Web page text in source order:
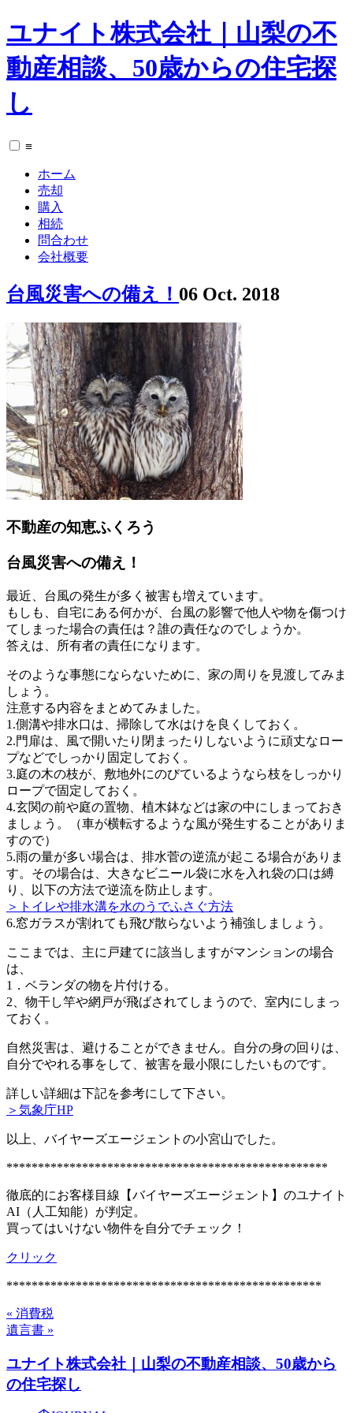
ユナイト株式会社｜山梨の不
動産相談、50歳からの住宅探
し
≡
ホーム
売却
購入
相続
問合わせ
会社概要
台風災害への備え！ 06 Oct. 2018
不動産の知恵ふくろう
台風災害への備え！
最近、台風の発生が多く被害も増えています。
もしも、自宅にある何かが、台風の影響で他人や物を傷つけ
てしまった場合の責任は？誰の責任なのでしょうか。
答えは、所有者の責任になります。
そのような事態にならないために、家の周りを見渡してみま
しょう。
注意する内容をまとめてみました。
1.側溝や排水口は、掃除して水はけを良くしておく。
2.門扉は、風で開いたり閉まったりしないように頑丈なロー
プなどでしっかり固定しておく。
3.庭の木の枝が、敷地外にのびているようなら枝をしっかり
ロープで固定しておく。
4.玄関の前や庭の置物、植木鉢などは家の中にしまっておき
ましょう。（車が横転するような風が発生することがありま
すので）
5.雨の量が多い場合は、排水菅の逆流が起こる場合がありま
す。その場合は、大きなビニール袋に水を入れ袋の口は縛
り、以下の方法で逆流を防止します。
＞トイレや排水溝を水のうでふさぐ方法
6.窓ガラスが割れても飛び散らないよう補強しましょう。
ここまでは、主に戸建てに該当しますがマンションの場合
は、
1．ベランダの物を片付ける。
2、物干し竿や網戸が飛ばされてしまうので、室内にしまっ
ておく。
自然災害は、避けることができません。自分の身の回りは、
自分でやれる事をして、被害を最小限にしたいものです。
詳しい詳細は下記を参考にして下さい。
＞気象庁HP
以上、バイヤーズエージェントの小宮山でした。
***************************************************
徹底的にお客様目線【バイヤーズエージェント】のユナイト
AI（人工知能）が判定。
買ってはいけない物件を自分でチェック！
クリック
**************************************************
« 消費税
遺言書 »
ユナイト株式会社｜山梨の不動産相談、50歳から
の住宅探し